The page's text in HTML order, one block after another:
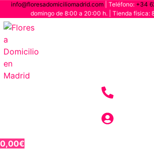
info@floresadomiciliomadrid.com| Teléfono: +34
domingo de 8:00 a 20:00 h. | Tienda física:
0,00€